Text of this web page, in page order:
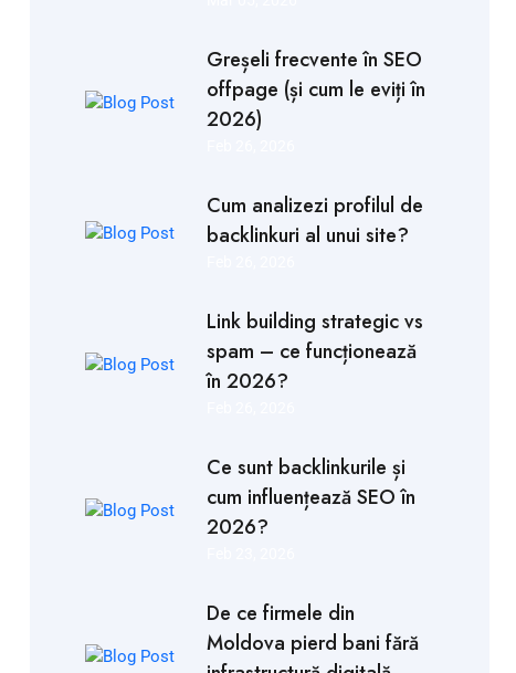
Greșeli frecvente în SEO
offpage (și cum le eviți în
2026)
Cum analizezi profilul de
backlinkuri al unui site?
Link building strategic vs
spam – ce funcționează
în 2026?
Ce sunt backlinkurile și
cum influențează SEO în
2026?
De ce firmele din
Moldova pierd bani fără